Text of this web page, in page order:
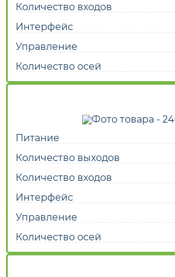
Количество входов
Интерфейс
Управление
Количество осей
Питание
Количество выходов
Количество входов
Интерфейс
Управление
Количество осей